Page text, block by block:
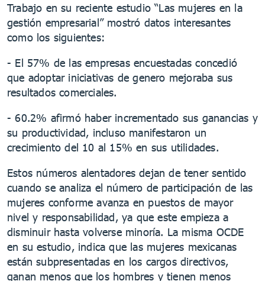
Trabajo en su reciente estudio “Las mujeres en la
gestión empresarial” mostró datos interesantes
como los siguientes:
- El 57% de las empresas encuestadas concedió
que adoptar iniciativas de genero mejoraba sus
resultados comerciales.
- 60.2% afirmó haber incrementado sus ganancias y
su productividad, incluso manifestaron un
crecimiento del 10 al 15% en sus utilidades.
Estos números alentadores dejan de tener sentido
cuando se analiza el número de participación de las
mujeres conforme avanza en puestos de mayor
nivel y responsabilidad, ya que este empieza a
disminuir hasta volverse minoría. La misma OCDE
en su estudio, indica que las mujeres mexicanas
están subpresentadas en los cargos directivos,
ganan menos que los hombres y tienen menos